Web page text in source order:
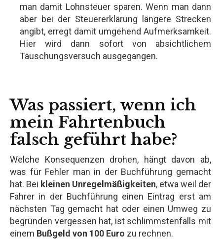
man damit Lohnsteuer sparen. Wenn man dann
aber bei der Steuererklärung längere Strecken
angibt, erregt damit umgehend Aufmerksamkeit.
Hier wird dann sofort von absichtlichem
Täuschungsversuch ausgegangen.
Was passiert, wenn ich
mein Fahrtenbuch
falsch geführt habe?
Welche Konsequenzen drohen, hängt davon ab,
was für Fehler man in der Buchführung gemacht
hat. Bei kleinen Unregelmäßigkeiten, etwa weil der
Fahrer in der Buchführung einen Eintrag erst am
nächsten Tag gemacht hat oder einen Umweg zu
begründen vergessen hat, ist schlimmstenfalls mit
einem Bußgeld von 100 Euro zu rechnen.